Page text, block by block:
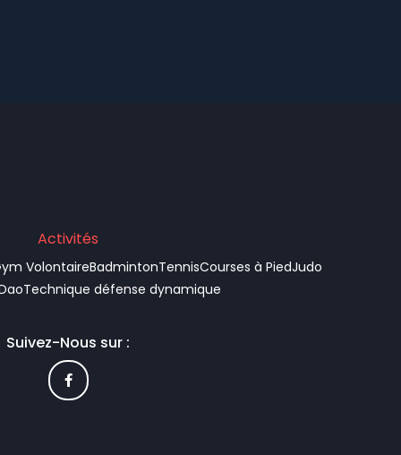
Activités
VolontaireBadmintonTennisCourses à PiedJudo
Technique défense dynamique
Suivez-Nous sur :
F
a
c
e